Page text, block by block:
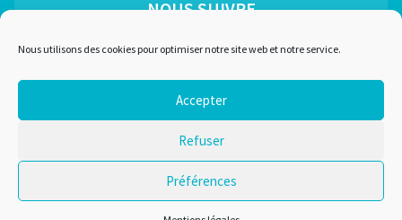
Nous utilisons des cookies pour optimiser notre site web et notre service.
Accepter
Refuser
Préférences
NOUS SUIVRE
Marchés publics
Recrutement
Liens utiles
Conditions d'utilisation
Plan du site
Mentions légales
Nous contacter